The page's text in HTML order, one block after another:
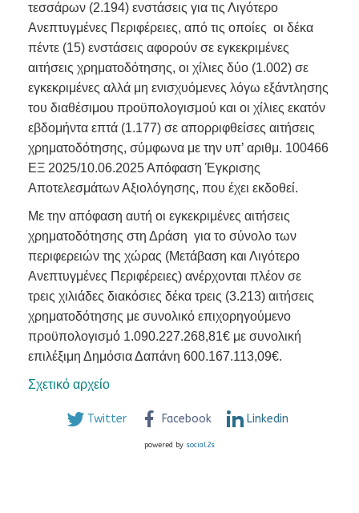
τεσσάρων (2.194) ενστάσεις για τις Λιγότερο
Ανεπτυγμένες Περιφέρειες, από τις οποίες οι δέκα
πέντε (15) ενστάσεις αφορούν σε εγκεκριμένες
αιτήσεις χρηματοδότησης, οι χίλιες δύο (1.002) σε
εγκεκριμένες αλλά μη ενισχυόμενες λόγω εξάντλησης
του διαθέσιμου προϋπολογισμού και οι χίλιες εκατόν
εβδομήντα επτά (1.177) σε απορριφθείσες αιτήσεις
χρηματοδότησης, σύμφωνα με την υπ’ αριθμ. 100466
ΕΞ 2025/10.06.2025 Απόφαση Έγκρισης
Αποτελεσμάτων Αξιολόγησης, που έχει εκδοθεί.
Με την απόφαση αυτή οι εγκεκριμένες αιτήσεις
χρηματοδότησης στη Δράση για το σύνολο των
περιφερειών της χώρας (Μετάβαση και Λιγότερο
Ανεπτυγμένες Περιφέρειες) ανέρχονται πλέον σε
τρεις χιλιάδες διακόσιες δέκα τρεις (3.213) αιτήσεις
χρηματοδότησης με συνολικό επιχορηγούμενο
προϋπολογισμό 1.090.227.268,81€ με συνολική
επιλέξιμη Δημόσια Δαπάνη 600.167.113,09€.
Σχετικό αρχείο
Twitter Facebook Linkedin
powered by social2s